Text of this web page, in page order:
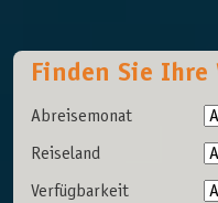
Finden Sie Ihre
Abreisemonat
Reiseland
Verfügbarkeit